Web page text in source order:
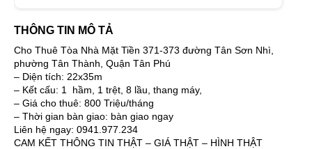
THÔNG TIN MÔ TẢ
Cho Thuê Tòa Nhà Mặt Tiền 371-373 đường Tân Sơn Nhì,
phường Tân Thành, Quận Tân Phú
– Diện tích: 22x35m
– Kết cấu: 1 hầm, 1 trệt, 8 lầu, thang máy,
– Giá cho thuê: 800 Triệu/tháng
– Thời gian bàn giao: bàn giao ngay
Liên hệ ngay: 0941.977.234
CAM KẾT THÔNG TIN THẬT – GIÁ THẬT – HÌNH THẬT